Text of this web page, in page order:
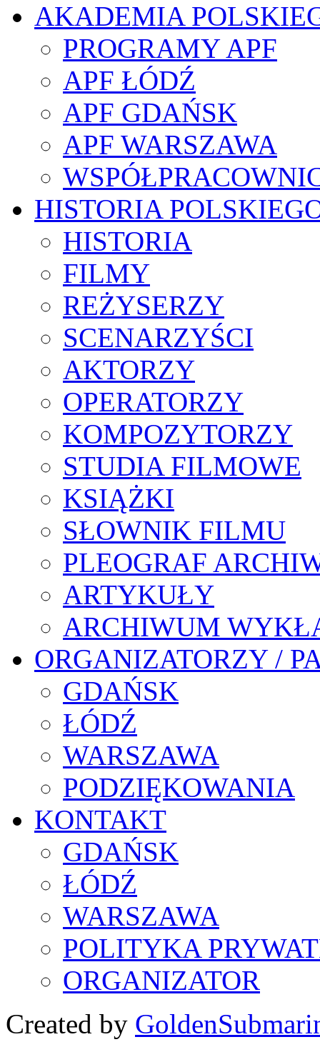
AKADEMIA
PROGRAMY APF
APF ŁÓDŹ
APF GDAŃSK
APF WARSZAWA
HISTORIA
HISTORIA
FILMY
REŻYSERZY
SCENARZYŚCI
AKTORZY
OPERATORZY
KOMPOZYTORZY
STUDIA FILMOWE
KSIĄŻKI
SŁOWNIK FILMU
PLEOGRAF
ARTYKUŁY
ARCHIWUM
ORGANIZATORZY /
GDAŃSK
ŁÓDŹ
WARSZAWA
PODZIĘKOWANIA
KONTAKT
GDAŃSK
ŁÓDŹ
WARSZAWA
POLITYKA
ORGANIZATOR
Created by